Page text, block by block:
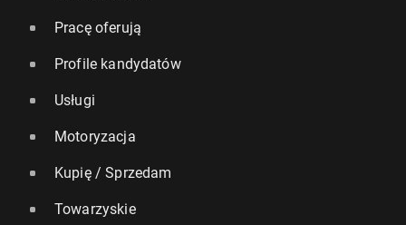
Pracę oferują
Profile kandydatów
Usługi
Motoryzacja
Kupię / Sprzedam
Towarzyskie